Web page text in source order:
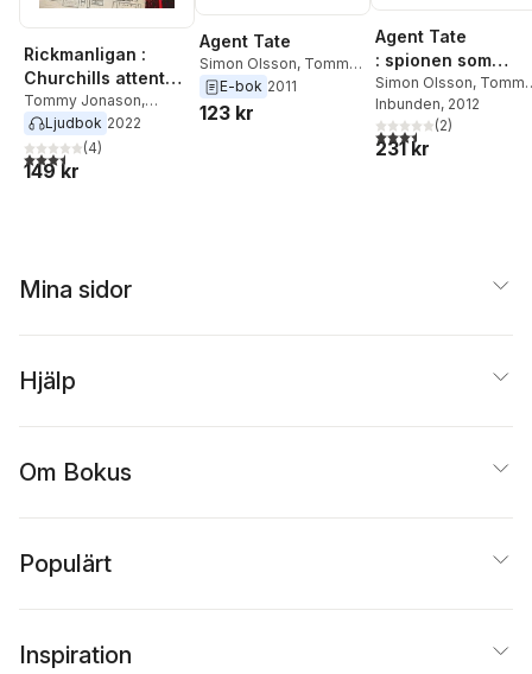
Rickmanligan :
Churchills attentat
i Sverige
Tommy Jonason,
Simon Olsson
Ljudbok 2022
3,5utav 5 stjärnor. Totalt antal röster:
(4)
149 kr
Agent Tate
Simon Olsson, Tommy
Jonason
E-bok 2011
123 kr
Agent Tate
: spionen som
lurade
Nazityskland
Simon Olsson, Tommy
Jonason
Inbunden, 2012
3,5utav 5 stjärnor.
(2)
231 kr
Mina sidor
Hjälp
Om Bokus
Populärt
Inspiration